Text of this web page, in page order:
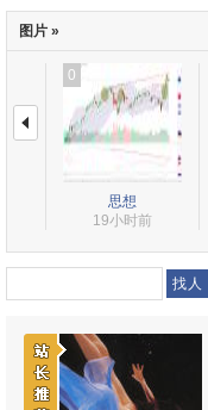
图片 »
0
思想
19小时前